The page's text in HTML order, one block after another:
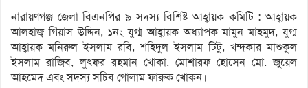
নারায়ণগঞ্জ জেলা বিএনপির ৯ সদস্য বিশিষ্ট আহ্বায়ক কমিটি : আহ্বায়ক
আলহাজ্ব গিয়াস উদ্দিন, ১নং যুগ্ম আহ্বায়ক অধ্যাপক মামুন মাহমুদ, যুগ্ম
আহ্বায়ক মনিরুল ইসলাম রবি, শহিদুল ইসলাম টিটু, খন্দকার মাশুকুল
ইসলাম রাজিব, লুৎফর রহমান খোকা, মোশারফ হোসেন মো. জুয়েল
আহমেদ এবং সদস্য সচিব গোলাম ফারুক খোকন।